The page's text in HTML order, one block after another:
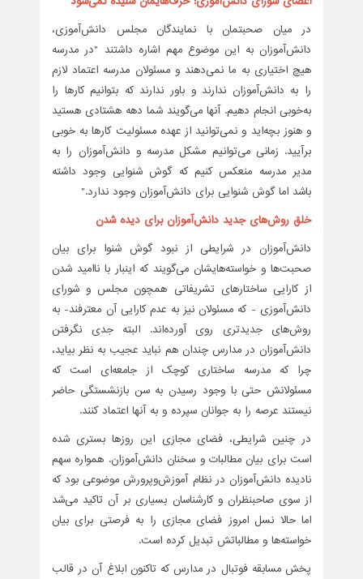
در میان صحبتمان با نمایندگان مجلس دانش‌آموزی،
دانش‌آموزان به این موضوع مهم اشاره داشتند "در مدرسه
هیچ اختیاری به ما نمی‌دهند و مسئولان مدرسه اعتماد لازم
را به دانش‌آموزان ندارند و باور ندارند که بتوانیم کارها را
به‌خوبی انجام دهیم. آنها می‌گویند شما دهه هشتادی هستید
و هنوز بچه‌اید و نمی‌توانید از عهده مسئولیت کارها به خوبی
برآیید. زمانی می‌توانیم مشکل مدرسه و دانش‌آموزان را به
مدیر مدرسه منعکس کنیم که گوش شنوایی وجود داشته
باشد اما گوش شنوایی برای دانش‌آموزان وجود ندارد."
خلق روش‌های جدید دانش‌آموزان برای دیده شدن
دانش‌آموزان در شرایطی از نبود گوش شنوا برای بیان
صحبت‌ها و خواسته‌هایشان می‌گویند که اینبار با ناامید شدن
از کارایی ساختارهای تشریفاتی همچون مجلس و شورای
دانش‌آموزی - که مسئولان نیز به عدم کارایی آن معترفند- به
روش‌های جدیدتری روی آورده‌اند. البته جدی نگرفتن
دانش‌آموزان در مدارس چندان هم نباید عجیب به نظر بیاید،
چرا که مدرسه ساختاری کوچک از جامعه‌ای است که
مسئولانش حتی با وجود رسیدن به سن بازنشستگی حاضر
نیستند عرصه را به جوانان سپرده و به آنها اعتماد کنند.
در چنین شرایطی، فضای مجازی این روزها بستری شده
است برای بیان مطالبات و سخنان دانش‌آموزان. همواره سهم
نادیده دانش‌آموزان در نظام آموزش‌وپرورش موضوعی بود که
از سوی صاحبنظران و کارشناسان بسیاری بر آن تاکید می‌شد
اما حالا نسل امروز فضای مجازی را به فرصتی برای بیان
خواسته‌ها و مطالباتش تبدیل کرده است.
پخش مسابقه فوتبال در مدارس که تاکنون ابلاغ آن در قالب